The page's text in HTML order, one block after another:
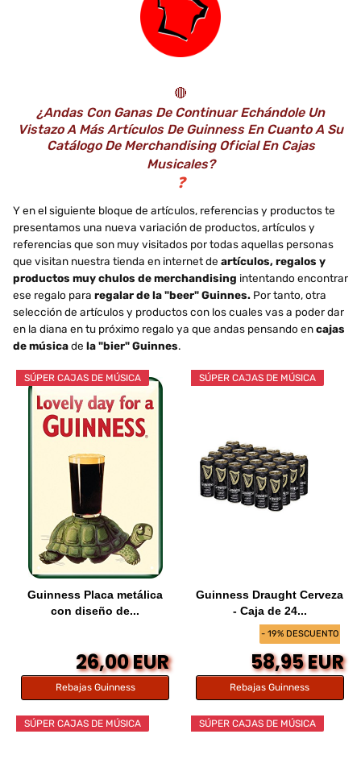
🔴
¿Andas Con Ganas De Continuar Echándole Un
Vistazo A Más Artículos De Guinness En Cuanto A Su
Catálogo De Merchandising Oficial En Cajas
Musicales?
❓
Y en el siguiente bloque de artículos, referencias y productos te
presentamos una nueva variación de productos, artículos y
referencias que son muy visitados por todas aquellas personas
que visitan nuestra tienda en internet de artículos, regalos y
productos muy chulos de merchandising intentando encontrar
ese regalo para regalar de la "beer" Guinnes. Por tanto, otra
selección de artículos y productos con los cuales vas a poder dar
en la diana en tu próximo regalo ya que andas pensando encajas
de músicade la "bier" Guinnes.
SÚPER CAJAS DE MÚSICA
Guinness Placa metálica
con diseño de...
26,00 EUR
Rebajas Guinness
- 19% DESCUENTO
SÚPER CAJAS DE MÚSICA
Guinness Draught Cerveza
- Caja de 24...
58,95 EUR
Rebajas Guinness
SÚPER CAJAS DE MÚSICA SÚPER CAJAS DE MÚSICA